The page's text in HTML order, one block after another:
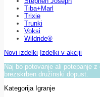
Tiba+Marl
Trixie
Trunki
Voksi
Wildride®
Novi izdelki Izdelki v akciji
Naj bo potovanje ali potepanje
brezskrben družinski dopust.
Kategorija Igranje